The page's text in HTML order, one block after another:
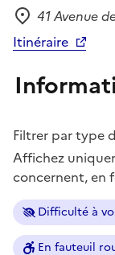
Adresse
41 Avenue
Itinéraire
Filtrer par type
Affichez
concernent, en
Difficulté à
En fauteuil